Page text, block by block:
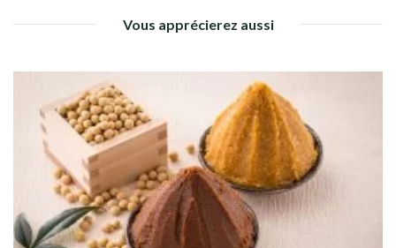
Vous apprécierez aussi